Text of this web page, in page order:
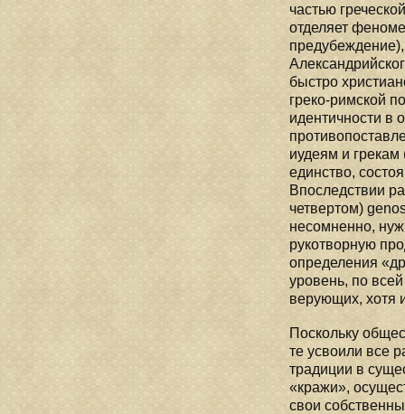
частью
отделяет
быстро
греко-римской
идентичности в
иудеям и грекам
единство,
Впоследствии
четвертом)
несомненно,
рукотворную
определения
уровень, по
верующих, хотя
Поскольку
те усвоили все
традиции в
«кражи»,
свои